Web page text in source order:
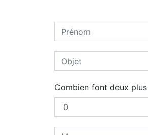
Combien font deux